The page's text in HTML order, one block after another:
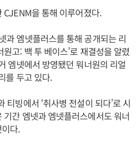
CJENM을 통해 이루어졌다.
과 엠넷플러스를 통해 공개되는 리
원고: 백 투 베이스’로 재결성을 알렸
엠넷에서 방영됐던 워너원의 리얼
를 두고 있다.
티빙에서 ‘취사병 전설이 되다’로 시
기간 엠넷과 엠넷플러스에서도 워너
다.